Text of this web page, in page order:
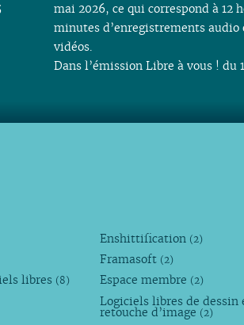
mai 2026, ce qui correspond à 12
minutes d’enregistrements audio
vidéos.
Dans l’émission Libre à vous ! du
libres (8)
Enshittification (2)
Framasoft (2)
Espace membre (2)
Logiciels libres de dessin
retouche d’image (2)